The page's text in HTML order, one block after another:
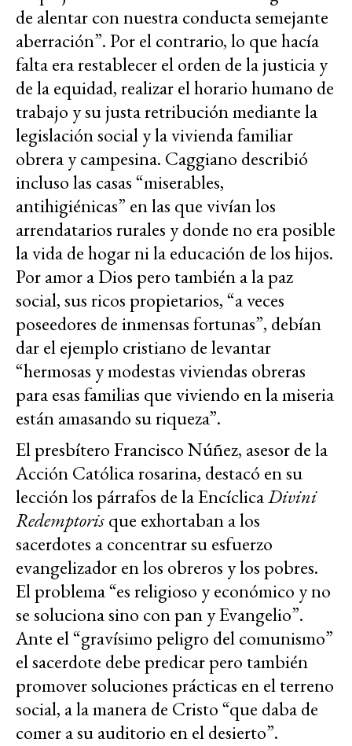
de alentar con nuestra conducta semejante
aberración”. Por el contrario, lo que hacía
falta era restablecer el orden de la justicia y
de la equidad, realizar el horario humano de
trabajo y su justa retribución mediante la
legislación social y la vivienda familiar
obrera y campesina. Caggiano describió
incluso las casas “miserables,
antihigiénicas” en las que vivían los
arrendatarios rurales y donde no era posible
la vida de hogar ni la educación de los hijos.
Por amor a Dios pero también a la paz
social, sus ricos propietarios, “a veces
poseedores de inmensas fortunas”, debían
dar el ejemplo cristiano de levantar
“hermosas y modestas viviendas obreras
para esas familias que viviendo en la miseria
están amasando su riqueza”.
El presbítero Francisco Núñez, asesor de la
Acción Católica rosarina, destacó en su
lección los párrafos de la EncíclicaDivini
Redemptorisque exhortaban a los
sacerdotes a concentrar su esfuerzo
evangelizador en los obreros y los pobres.
El problema “es religioso y económico y no
se soluciona sino con pan y Evangelio”.
Ante el “gravísimo peligro del comunismo”
el sacerdote debe predicar pero también
promover soluciones prácticas en el terreno
social, a la manera de Cristo “que daba de
comer a su auditorio en el desierto”.